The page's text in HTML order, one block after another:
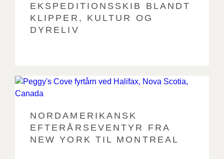
EKSPEDITIONSSKIB BLANDT
KLIPPER, KULTUR OG
DYRELIV
NORDAMERIKANSK
EFTERÅRSEVENTYR FRA
NEW YORK TIL MONTREAL